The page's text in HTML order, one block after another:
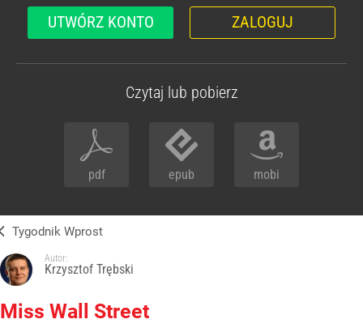
UTWÓRZ KONTO ZALOGUJ
Czytaj lub pobierz
pdf epub mobi
Tygodnik Wprost
Autor:
Krzysztof Trębski
Miss Wall Street